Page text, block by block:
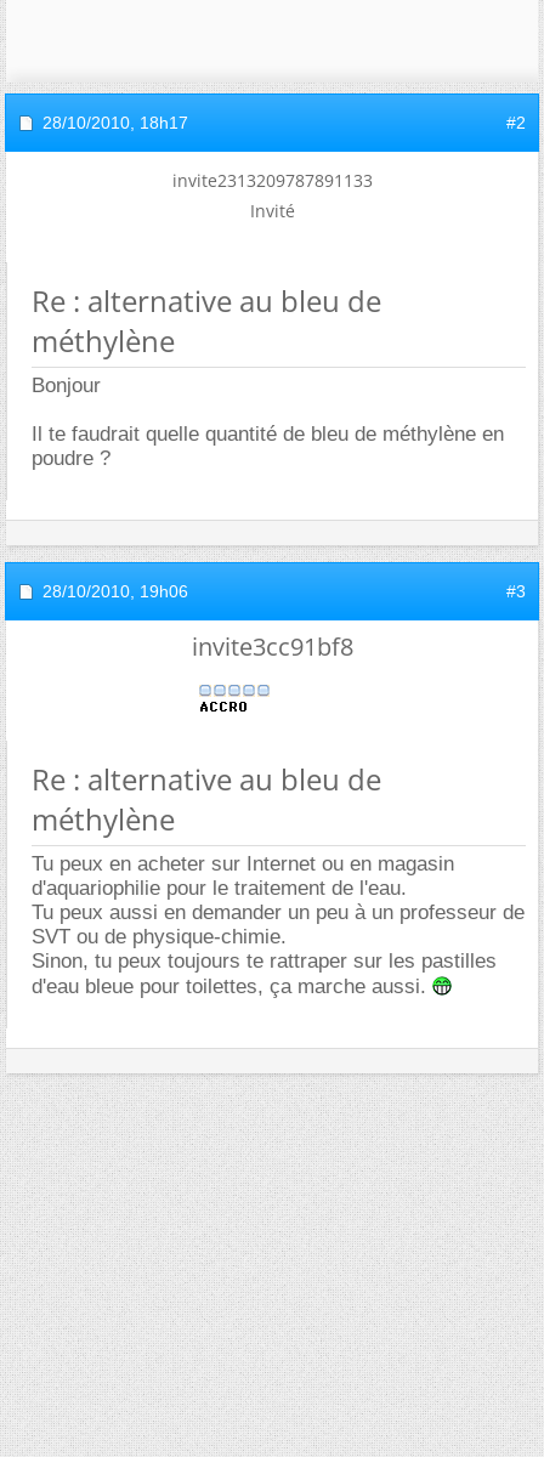
28/10/2010, 18h17 #2
invite2313209787891133
Invité
Re : alternative au bleu de
méthylène
Bonjour
Il te faudrait quelle quantité de bleu de méthylène en
poudre ?
28/10/2010, 19h06 #3
invite3cc91bf8
Re : alternative au bleu de
méthylène
Tu peux en acheter sur Internet ou en magasin
d'aquariophilie pour le traitement de l'eau.
Tu peux aussi en demander un peu à un professeur de
SVT ou de physique-chimie.
Sinon, tu peux toujours te rattraper sur les pastilles
d'eau bleue pour toilettes, ça marche aussi.